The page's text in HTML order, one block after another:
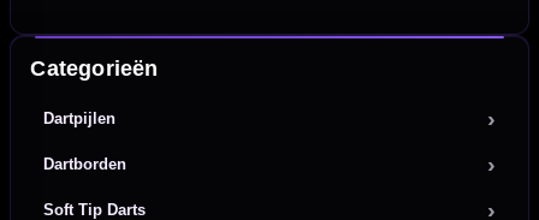
Categorieën
Dartpijlen
Dartborden
Soft Tip Darts